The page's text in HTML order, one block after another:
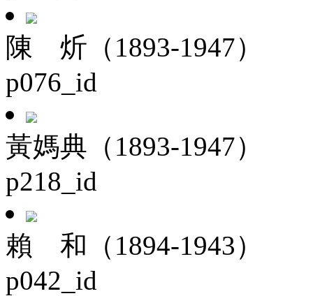
陳 炘（1893-1947）
p076_id
黃媽典（1893-1947）
p218_id
賴 和（1894-1943）
p042_id